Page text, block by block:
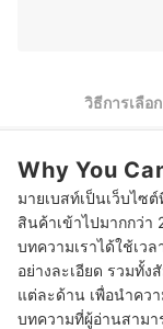
คำถามที่พบบ่อยเกี่ยว
เราต้องนวดหน้าก่อนล้
ควรมาส์กหน้าไว้นานแ
มาส์กแบบล้างออก ใช้
วิธีการเลือก
Why You
มายเบสท์เป็นเว็บไซ
สินค้าเข้าไปมากกว่า
บทความเราได้ใช้เว
อย่างละเอียด รวมทั้
แต่ละด้าน เพื่อนำคว
บทความที่ผู้อ่านสามา